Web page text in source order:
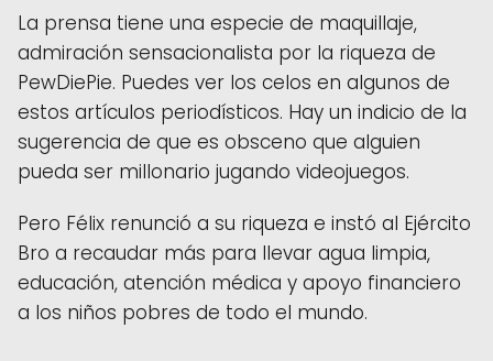
La ​​prensa tiene una especie de maquillaje,
admiración sensacionalista por la riqueza de
PewDiePie. Puedes ver los celos en algunos de
estos artículos periodísticos. Hay un indicio de la
sugerencia de que es obsceno que alguien
pueda ser millonario jugando videojuegos.
Pero Félix renunció a su riqueza e instó al Ejército
Bro a recaudar más para llevar agua limpia,
educación, atención médica y apoyo financiero
a los niños pobres de todo el mundo.